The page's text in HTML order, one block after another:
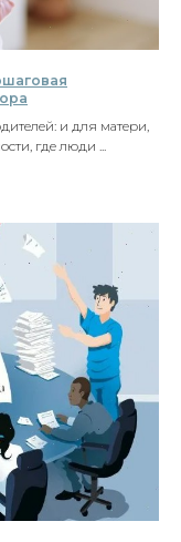
и для матери,
где люди ...